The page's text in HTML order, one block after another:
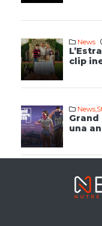
News
clip
News,
una